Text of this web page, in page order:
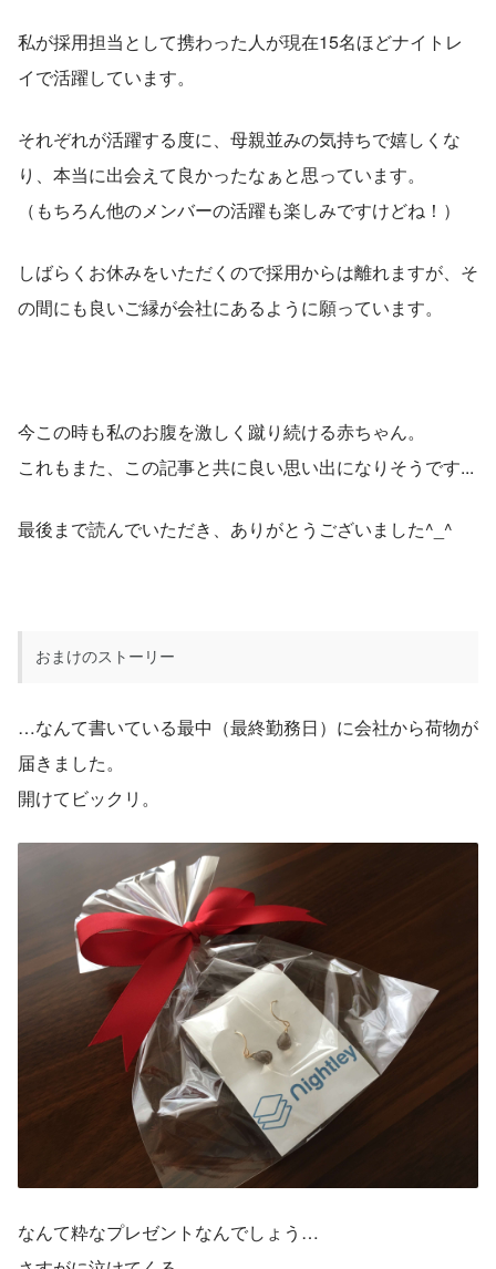
私が採用担当として携わった人が現在15名ほどナイトレ
イで活躍しています。
それぞれが活躍する度に、母親並みの気持ちで嬉しくな
り、本当に出会えて良かったなぁと思っています。
（もちろん他のメンバーの活躍も楽しみですけどね！）
しばらくお休みをいただくので採用からは離れますが、そ
の間にも良いご縁が会社にあるように願っています。
今この時も私のお腹を激しく蹴り続ける赤ちゃん。
これもまた、この記事と共に良い思い出になりそうです...
最後まで読んでいただき、ありがとうございました^_^
おまけのストーリー
…なんて書いている最中（最終勤務日）に会社から荷物が
届きました。
開けてビックリ。
なんて粋なプレゼントなんでしょう…